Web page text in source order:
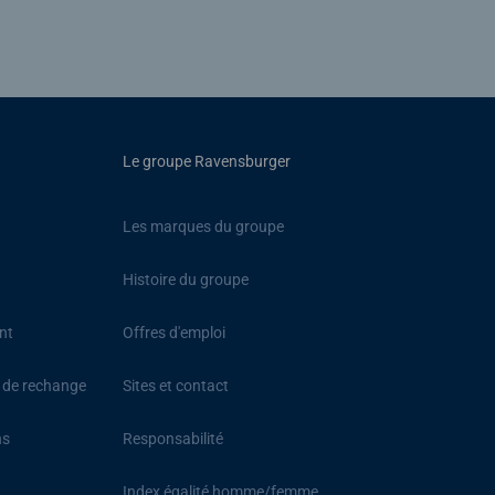
rechange
Le groupe Ravensburger
Les marques du groupe
Histoire du groupe
Offres d'emploi
Sites et contact
Responsabilité
Index égalité homme/femme